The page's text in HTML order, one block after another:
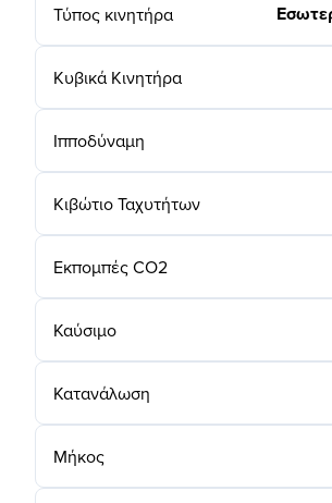
Τύπος κινητήρα
Κυβικά Κινητήρα
Ιπποδύναμη
Κιβώτιο Ταχυτήτων
Εκπομπές CO2
Καύσιμο
Κατανάλωση
Μήκος